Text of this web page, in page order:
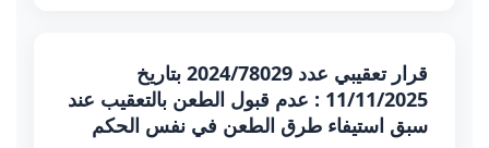
قرار تعقيبي عدد 2024/78029 بتاريخ
11/11/2025 : عدم قبول الطعن بالتعقيب عند
سبق استيفاء طرق الطعن في نفس الحكم